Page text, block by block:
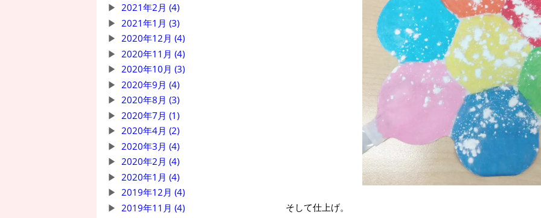
2021年2月 (4)
2021年1月 (3)
2020年12月 (4)
2020年11月 (4)
2020年10月 (3)
2020年9月 (4)
2020年8月 (3)
2020年7月 (1)
2020年4月 (2)
2020年3月 (4)
2020年2月 (4)
2020年1月 (4)
2019年12月 (4)
2019年11月 (4)
そして仕上げ。